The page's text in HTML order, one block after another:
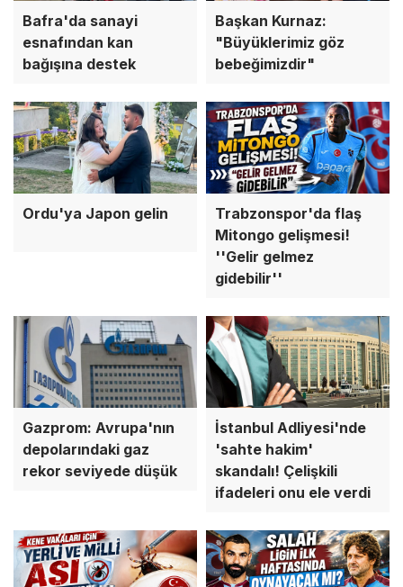
Bafra'da sanayi
esnafından kan
bağışına destek
Başkan Kurnaz:
"Büyüklerimiz göz
bebeğimizdir"
Ordu'ya Japon gelin
Trabzonspor'da flaş
Mitongo gelişmesi!
''Gelir gelmez
gidebilir''
Gazprom: Avrupa'nın
depolarındaki gaz
rekor seviyede düşük
İstanbul Adliyesi'nde
'sahte hakim'
skandalı! Çelişkili
ifadeleri onu ele verdi